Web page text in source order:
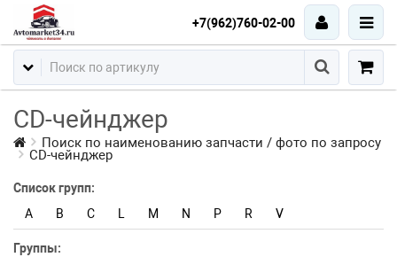
+7(962)760-02-00
CD-чейнджер
Поиск по наименованию запчасти / фото по запросу
CD-чейнджер
Список групп:
A
B C M N P R V
Группы: